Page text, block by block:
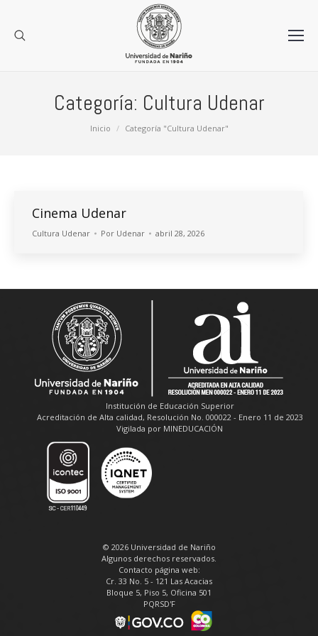
Categoría: Cultura Udenar
Inicio Categoría "Cultura Udenar"
Cinema Udenar
Cultura Udenar Por Udenar abril 28, 2026
Institución de Educación Superior
Acreditación de Alta calidad, Resolución No. 000022 - Enero 11 de 2023
Vigilada por MINEDUCACIÓN
© 2026 Universidad de Nariño
Algunos derechos reservados.
Contacto página web:
Cr. 33 No. 5 - 121 Las Acacias
Bloque 5, Piso 5, Oficina 501
PQRSD'F